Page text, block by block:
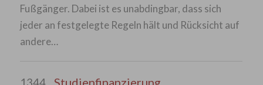
Fußgänger. Dabei ist es unabdingbar, dass sich
jeder an festgelegte Regeln hält und Rücksicht auf
andere…
Studienfinanzierung